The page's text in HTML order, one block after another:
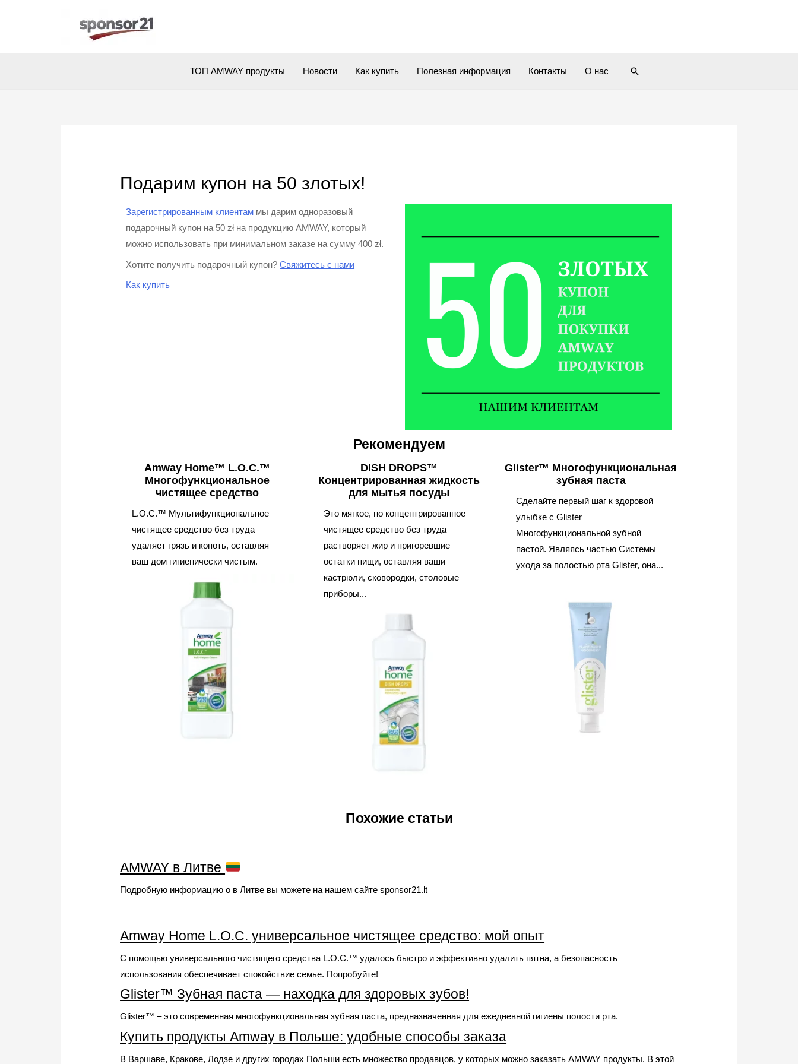
ТОП AMWAY продукты Новости Как купить Полезная информация Контакты О нас
Подарим купон на 50 злотых!
Зарегистрированным клиентам мы дарим одноразовый
подарочный купон на 50 zł на продукцию AMWAY, который
можно использовать при минимальном заказе на сумму 400 zł.
Хотите получить подарочный купон?Свяжитесь с нами
Как купить
Рекомендуем
Amway Home™ L.O.C.™
Многофункциональное
чистящее средство
L.O.C.™ Мультифункциональное
чистящее средство без труда
удаляет грязь и копоть, оставляя
ваш дом гигиенически чистым.
DISH DROPS™
Концентрированная жидкость
для мытья посуды
Это мягкое, но концентрированное
чистящее средство без труда
растворяет жир и пригоревшие
остатки пищи, оставляя ваши
кастрюли, сковородки, столовые
приборы...
Glister™ Многофункциональная
зубная паста
Сделайте первый шаг к здоровой
улыбке с Glister
Многофункциональной зубной
пастой. Являясь частью Системы
ухода за полостью рта Glister, она...
Похожие статьи
AMWAY в Литве
Подробную информацию о в Литве вы можете на нашем сайте sponsor21.lt
Amway Home L.O.C. универсальное чистящее средство: мой опыт
С помощью универсального чистящего средства L.O.C.™ удалось быстро и эффективно удалить пятна, а безопасность
использования обеспечивает спокойствие семье. Попробуйте!
Glister™ Зубная паста — находка для здоровых зубов!
Glister™ – это современная многофункциональная зубная паста, предназначенная для ежедневной гигиены полости рта.
Купить продукты Amway в Польше: удобные способы заказа
В Варшаве, Кракове, Лодзе и других городах Польши есть множество продавцов, у которых можно заказать AMWAY продукты. В этой